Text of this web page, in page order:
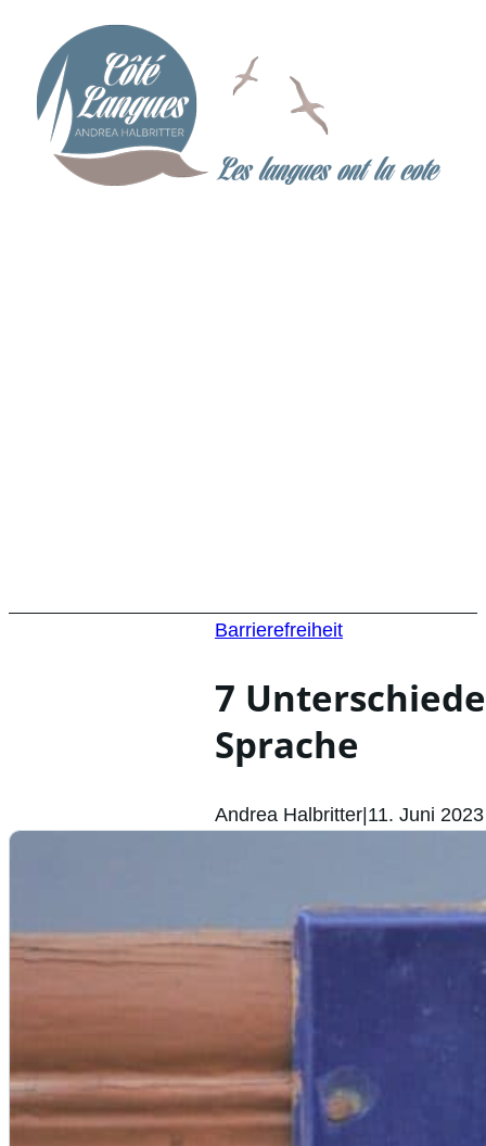
Barrierefreiheit
7
Sprache
Andrea Halbritter|11. Juni 2023